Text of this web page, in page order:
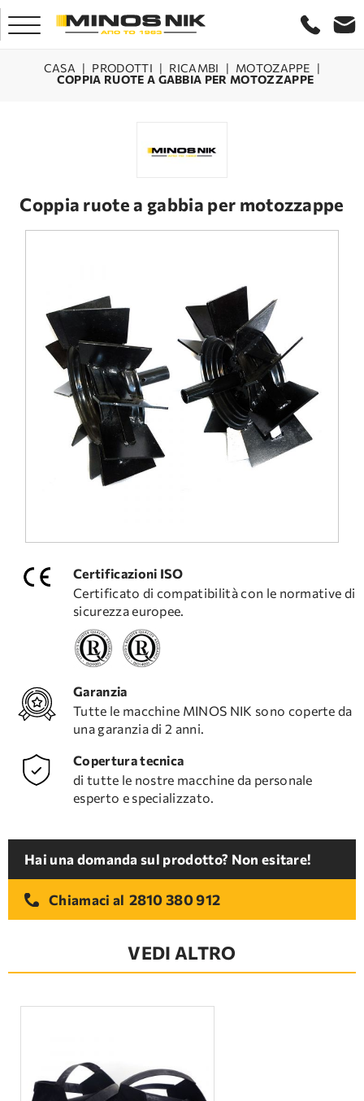
PRODOTTI
CONTATTO
DOMANDE FREQUENTI
ASSISTENZA TECNICA
CASA | PRODOTTI | RICAMBI | MOTOZAPPE |
COPPIA RUOTE A GABBIA PER MOTOZZAPPE
Coppia ruote a gabbia per motozzappe
Certificazioni ISO
Certificato di compatibilità con le normative di
sicurezza europee.
Garanzia
Tutte le macchine MINOS NIK sono coperte da
una garanzia di 2 anni.
Copertura tecnica
di tutte le nostre macchine da personale
esperto e specializzato.
Hai una domanda sul prodotto? Non esitare!
Chiamaci al 2810 380 912
VEDI ALTRO